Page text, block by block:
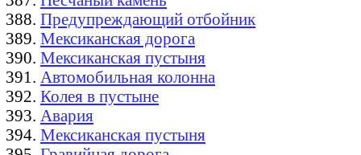
Предупреждающий отбойник
Мексиканская дорога
Мексиканская пустыня
Автомобильная колонна
Колея в пустыне
Авария
Мексиканская пустыня